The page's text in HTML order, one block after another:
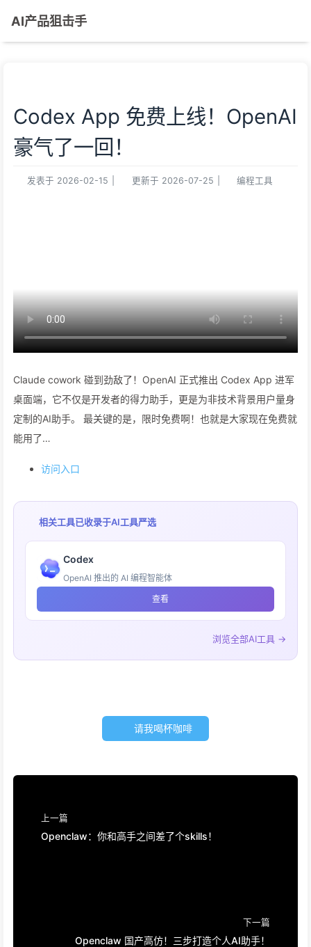
AI产品狙击手
Codex App 免费上线！OpenAI
豪气了一回！
发表于 2026-02-15 更新于 2026-07-25 编程工具
Claude cowork 碰到劲敌了！OpenAI 正式推出 Codex App 进军
桌面端，它不仅是开发者的得力助手，更是为非技术背景用户量身
定制的AI助手。 最关键的是，限时免费啊！也就是大家现在免费就
能用了…
访问入口
相关工具已收录于AI工具严选
Codex
OpenAI 推出的 AI 编程智能体
查看
浏览全部AI工具 →
请我喝杯咖啡
上一篇
Openclaw：你和高手之间差了个skills！
下一篇
Openclaw 国产高仿！三步打造个人AI助手！